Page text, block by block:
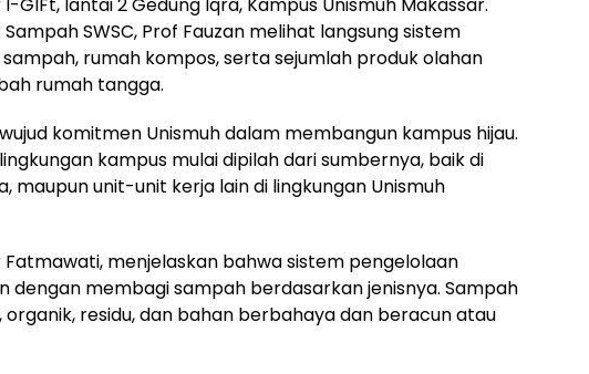
GIFt, lantai 2 Gedung Iqra, Kampus Unismuh Makassar.
SWSC, Prof Fauzan melihat langsung sistem
rumah kompos, serta sejumlah produk olahan
rumah tangga.
komitmen Unismuh dalam membangun kampus hijau.
kampus mulai dipilah dari sumbernya, baik di
maupun unit-unit kerja lain di lingkungan Unismuh
Fatmawati, menjelaskan bahwa sistem pengelolaan
dengan membagi sampah berdasarkan jenisnya. Sampah
residu, dan bahan berbahaya dan beracun atau